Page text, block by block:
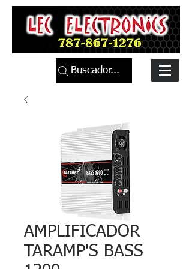
Buscador...
AMPLIFICADOR
TARAMP'S BASS